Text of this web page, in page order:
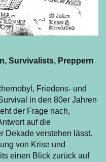
Survivalists, Preppern
Friedens- und
in den 80er Jahren
der Frage nach,
auf die
Dekade verstehen lässt.
von Krise und
einen Blick zurück auf